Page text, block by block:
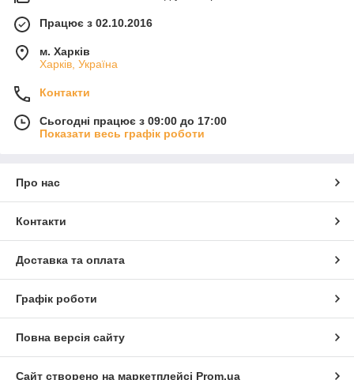
Працює з 02.10.2016
м. Харків
Харків, Україна
Контакти
Сьогодні працює з 09:00 до 17:00
Показати весь графік роботи
Про нас
Контакти
Доставка та оплата
Графік роботи
Повна версія сайту
Сайт створено на маркетплейсі Prom.ua